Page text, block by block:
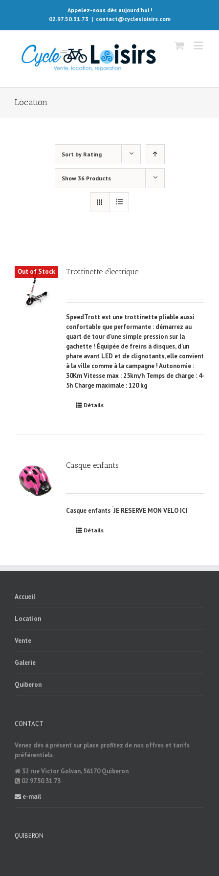
Appelez-nous dès aujourd'hui !
02.97.50.31.73 | contact@cyclesloisirs.com
Location
Sort by Rating
Show 36 Products
Out of Stock Trottinette électrique
SpeedTrott est une trottinette pliable aussi
confortable que performante : démarrez au
quart de tour d'une simple pression sur la
gachette ! Équipée de freins à disques, d'un
phare avant LED et de clignotants, elle convient
à la ville comme à la campagne ! Autonomie :
30Km Vitesse max : 25km/h Temps de charge : 4-
5h Charge maximale : 120 kg
Détails
Casque enfants
Casque enfants JE RESERVE MON VELO ICI
Détails
Accueil
Location
Vente
Galerie
Quiberon
CONTACT
Venez dès à présent sur place profitez de nos offres et tarifs
préférentiels.
32 rue Victor Golvan, 56170 Quiberon
02.97.50.31.73
e-mail
QUIBERON